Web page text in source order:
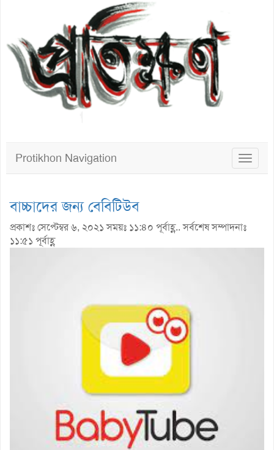
Toggle
Protikhon Navigation
বাচ্চাদের জন্য বেবিটিউব
প্রকাশঃ সেপ্টেম্বর ৬, ২০২১ সময়ঃ ১১:৪০ পূর্বাহ্ণ.. সর্বশেষ সম্পাদনাঃ
১১:৫১ পূর্বাহ্ণ